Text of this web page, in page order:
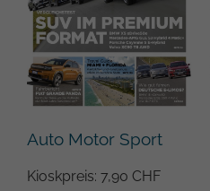
Auto Motor Sport
Kioskpreis: 7,90 CHF